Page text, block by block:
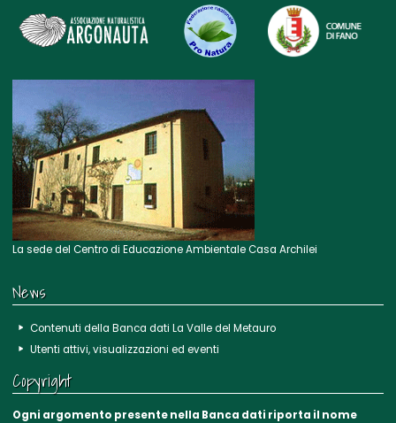
La sede del Centro di Educazione Ambientale Casa Archilei
News
Contenuti della Banca dati La Valle del Metauro
Utenti attivi, visualizzazioni ed eventi
Copyright
Ogni argomento presente nella Banca dati riporta il nome